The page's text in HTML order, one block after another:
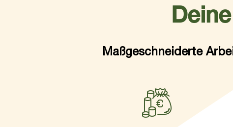
Maßgeschneiderte